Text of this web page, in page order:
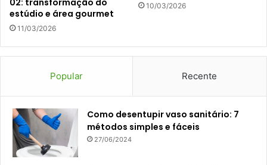
estúdio e área gourmet
11/03/2026
10/03/2026
Popular Recente
Como desentupir vaso sanitário: 7
métodos simples e fáceis
27/06/2024